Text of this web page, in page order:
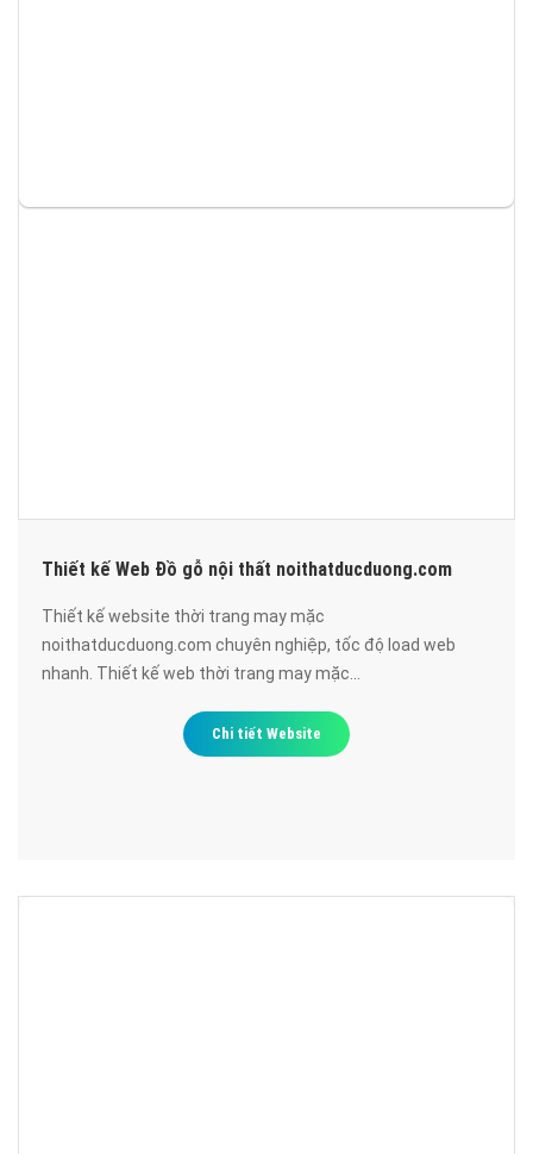
Thiết kế Web Đồ gỗ nội thất noithatducduong.com
Thiết kế website thời trang may mặc
noithatducduong.com chuyên nghiệp, tốc độ load web
nhanh. Thiết kế web thời trang may mặc
Chi tiết Website